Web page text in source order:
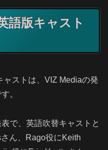
語版キャスト
ャストは、VIZ Mediaの発
。
で、英語吹替キャストと
ん、Rago役にKeith